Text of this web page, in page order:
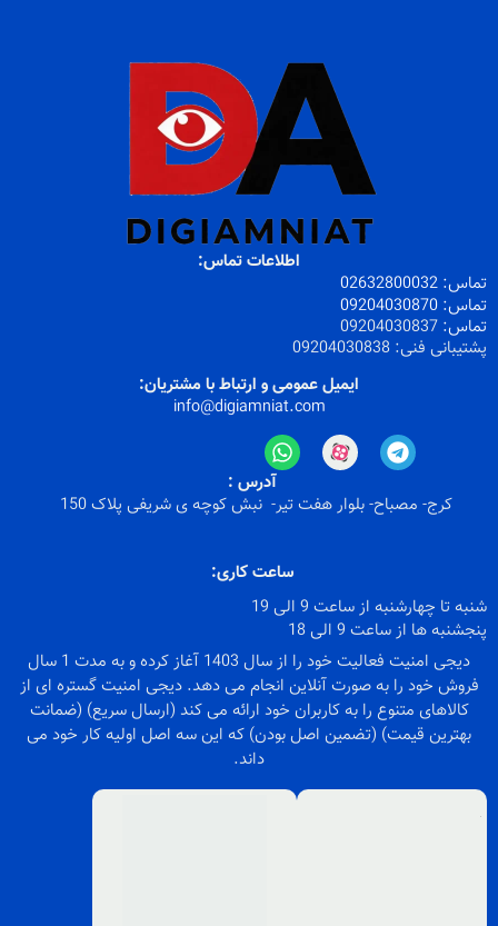
اطلاعات تماس:
تماس:
02632800032
تماس: 09204030870
تماس: 09204030837
پشتیبانی فنی: 09204030838
ایمیل عمومی و ارتباط با مشتریان:
info@digiamniat.com
آدرس :
کرج- مصباح- بلوار هفت تیر- نبش کوچه ی شریفی پلاک 150
ساعت کاری:
شنبه تا چهارشنبه از ساعت 9 الی 19
پنجشنبه ها از ساعت 9 الی 18
دیجی امنیت فعالیت خود را از سال 1403 آغاز کرده و به مدت 1 سال
فروش خود را به صورت آنلاین انجام می دهد. دیجی امنیت گستره ای از
کالاهای متنوع را به کاربران خود ارائه می کند (ارسال سریع) (ضمانت
بهترین قیمت) (تضمین اصل بودن) که این سه اصل اولیه کار خود می
داند.